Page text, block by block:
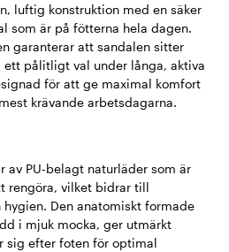
luftig konstruktion med en säker
som är på fötterna hela dagen.
garanterar att sandalen sitter
pålitligt val under långa, aktiva
för att ge maximal komfort
krävande arbetsdagarna.
av PU-belagt naturläder som är
rengöra, vilket bidrar till
Den anatomiskt formade
i mjuk mocka, ger utmärkt
sig efter foten för optimal